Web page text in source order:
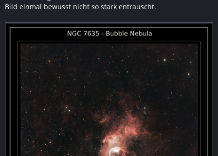
Bild einmal bewusst nicht so stark entrauscht.